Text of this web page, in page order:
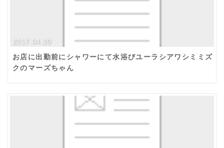
2017.04.30
お店に出勤前にシャワーにて水浴びユーラシアワシミミズ
クのマーズちゃん